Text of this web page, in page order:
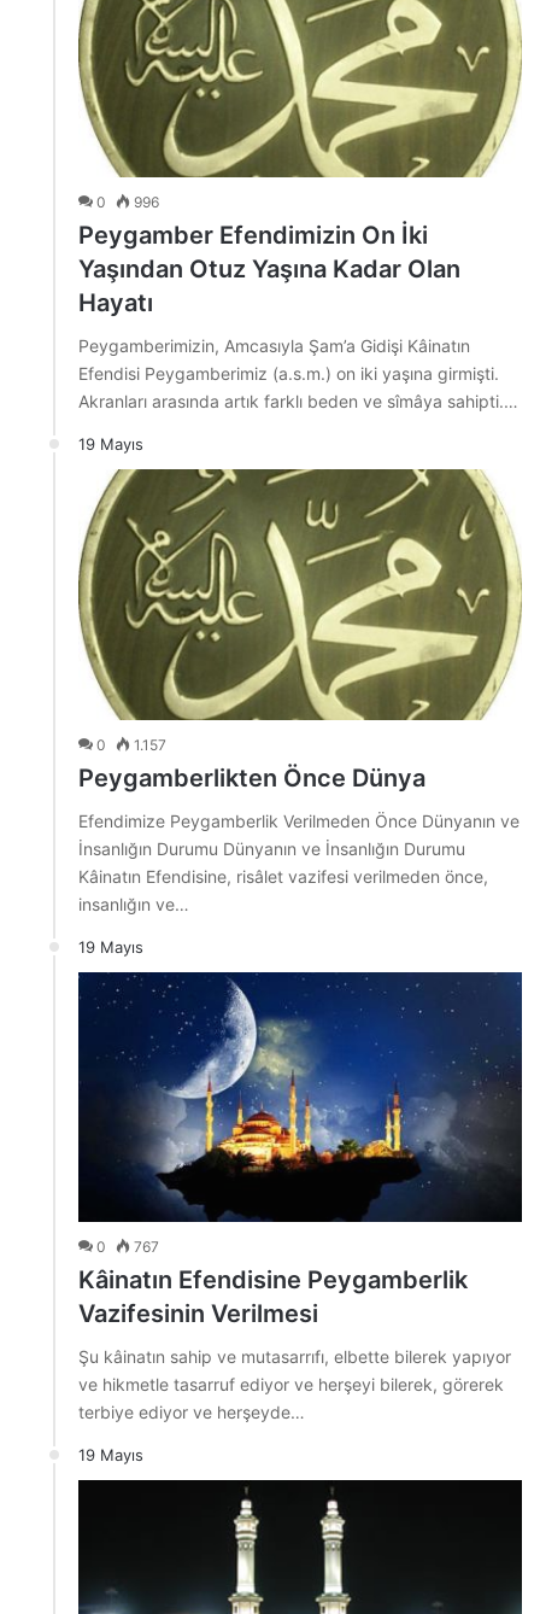
0 996
Peygamber Efendimizin On İki
Yaşından Otuz Yaşına Kadar Olan
Hayatı
Peygamberimizin, Amcasıyla Şam’a Gidişi Kâinatın
Efendisi Peygamberimiz (a.s.m.) on iki yaşına girmişti.
Akranları arasında artık farklı beden ve sîmâya sahipti.…
19 Mayıs
0 1.157
Peygamberlikten Önce Dünya
Efendimize Peygamberlik Verilmeden Önce Dünyanın ve
İnsanlığın Durumu Dünyanın ve İnsanlığın Durumu
Kâinatın Efendisine, risâlet vazifesi verilmeden önce,
insanlığın ve…
19 Mayıs
0 767
Kâinatın Efendisine Peygamberlik
Vazifesinin Verilmesi
Şu kâinatın sahip ve mutasarrıfı, elbette bilerek yapıyor
ve hikmetle tasarruf ediyor ve herşeyi bilerek, görerek
terbiye ediyor ve herşeyde…
19 Mayıs